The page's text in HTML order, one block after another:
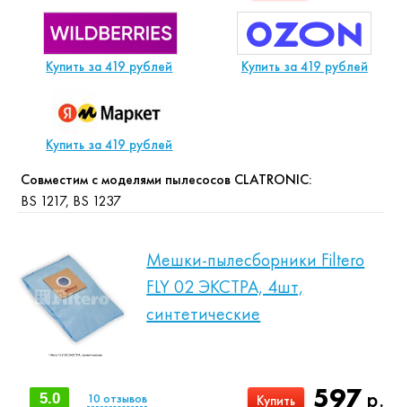
Купить за 419 рублей Купить за 419 рублей
Купить за 419 рублей
Совместим с моделями пылесосов CLATRONIC:
BS 1217, BS 1237
Мешки-пылесборники Filtero
FLY 02 ЭКСТРА, 4шт,
синтетические
597р.
Купить
5.0 10 отзывов